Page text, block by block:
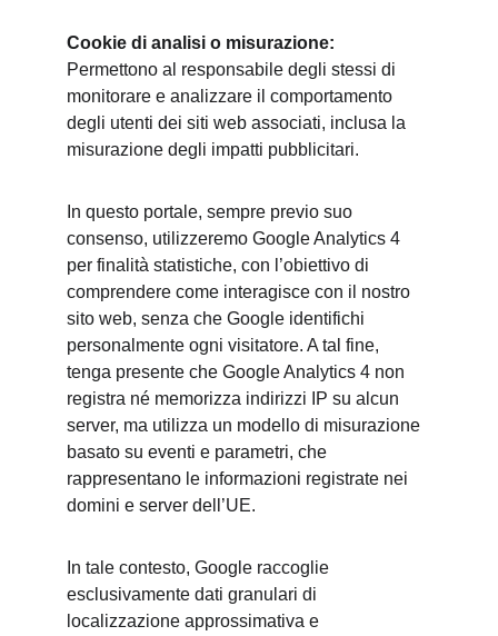
Cookie di analisi o misurazione:
Permettono al responsabile degli stessi di
monitorare e analizzare il comportamento
degli utenti dei siti web associati, inclusa la
misurazione degli impatti pubblicitari.
In questo portale, sempre previo suo
consenso, utilizzeremo Google Analytics 4
per finalità statistiche, con l’obiettivo di
comprendere come interagisce con il nostro
sito web, senza che Google identifichi
personalmente ogni visitatore. A tal fine,
tenga presente che Google Analytics 4 non
registra né memorizza indirizzi IP su alcun
server, ma utilizza un modello di misurazione
basato su eventi e parametri, che
rappresentano le informazioni registrate nei
domini e server dell’UE.
In tale contesto, Google raccoglie
esclusivamente dati granulari di
localizzazione approssimativa e